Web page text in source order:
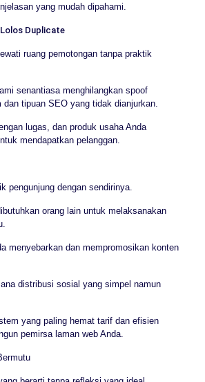
yang mudah dipahami.
Duplicate
ruang pemotongan tanpa praktik
senantiasa menghilangkan spoof
tipuan SEO yang tidak dianjurkan.
lugas, dan produk usaha Anda
mendapatkan pelanggan.
pengunjung dengan sendirinya.
orang lain untuk melaksanakan
menyebarkan dan mempromosikan konten
distribusi sosial yang simpel namun
yang paling hemat tarif dan efisien
pemirsa laman web Anda.